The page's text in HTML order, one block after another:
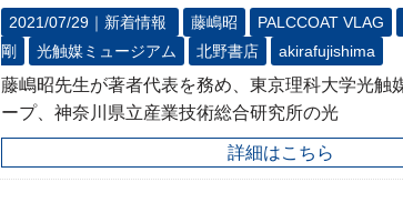
2021/07/29｜ 新着情報 藤嶋昭 PALCCOAT VLAG
剛
光触媒ミュージアム 北野書店 akirafujishima
藤嶋昭先生が著者代表を務め、東京理科大学光触
ープ、神奈川県立産業技術総合研究所の光
詳細はこちら